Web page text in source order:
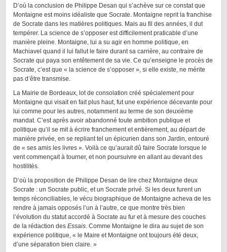
D’où la conclusion de Philippe Desan qui s’achève sur ce constat que
Montaigne est moins idéaliste que Socrate. Montaigne reprit la franchise
de Socrate dans les matières politiques. Mais au fil des années, il dut
tempérer. La science de s’opposer est difficilement praticable d’une
manière pleine. Montaigne, lui a su agir en homme politique, en
Machiavel quand il lui fallut le faire durant sa carrière, au contraire de
Socrate qui paya son entêtement de sa vie. Ce qu’enseigne le procès de
Socrate, c’est que « la science de s’opposer », si elle existe, ne mérite
pas d’être transmise.
La Mairie de Bordeaux, lot de consolation créé spécialement pour
Montaigne qui visait en fait plus haut, fut une expérience décevante pour
lui comme pour les autres, notamment au terme de son deuxième
mandat. C’est après avoir abandonné toute ambition publique et
politique qu’il se mit à écrire franchement et entièrement, au départ de
manière privée, en se repliant tel un épicurien dans son Jardin, entouré
de « ses amis les livres ». Voilà ce qu’aurait dû faire Socrate lorsque le
vent commençait à tourner, et non poursuivre en allant au devant des
hostilités.
D’où la proposition de Philippe Desan de lire chez Montaigne deux
Socrate : un Socrate public, et un Socrate privé. Si les deux furent un
temps réconciliables, le vécu biographique de Montaigne acheva de les
rendre à jamais opposés l’un à l’autre, ce que montre très bien
l’évolution du statut accordé à Socrate au fur et à mesure des couches
de la rédaction des Essais. Comme Montaigne le dira au sujet de son
expérience politique, « le Maire et Montaigne ont toujours été deux,
d’une séparation bien claire. »